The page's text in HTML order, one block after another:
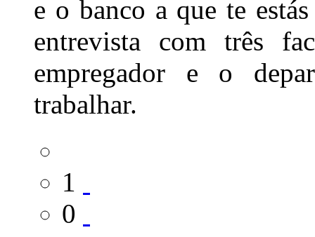
e o banco a que te
entrevista com três
empregador e o
trabalhar.
1
0